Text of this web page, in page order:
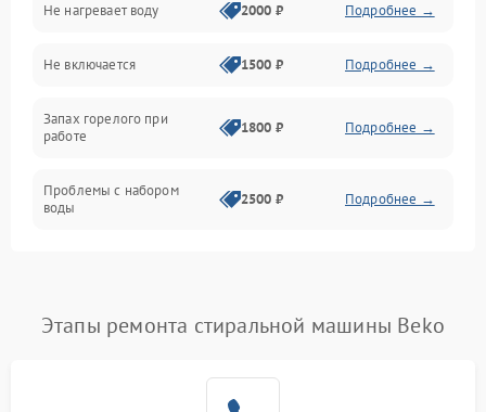
Программное обеспечение
Не нагревает воду 2000 ₽ Подробнее →
Не включается 1500 ₽ Подробнее →
Запах горелого при
работе
1800 ₽ Подробнее →
Проблемы с набором
воды
2500 ₽ Подробнее →
Замена платы управления Подробнее →
Этапы ремонта стиральной машины Beko